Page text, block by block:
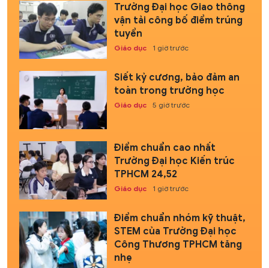
Trường Đại học Giao thông
vận tải công bố điểm trúng
tuyển
Giáo dục 1 giờ trước
Siết kỷ cương, bảo đảm an
toàn trong trường học
Giáo dục 5 giờ trước
Điểm chuẩn cao nhất
Trường Đại học Kiến trúc
TPHCM 24,52
Giáo dục 1 giờ trước
Điểm chuẩn nhóm kỹ thuật,
STEM của Trường Đại học
Công Thương TPHCM tăng
nhẹ